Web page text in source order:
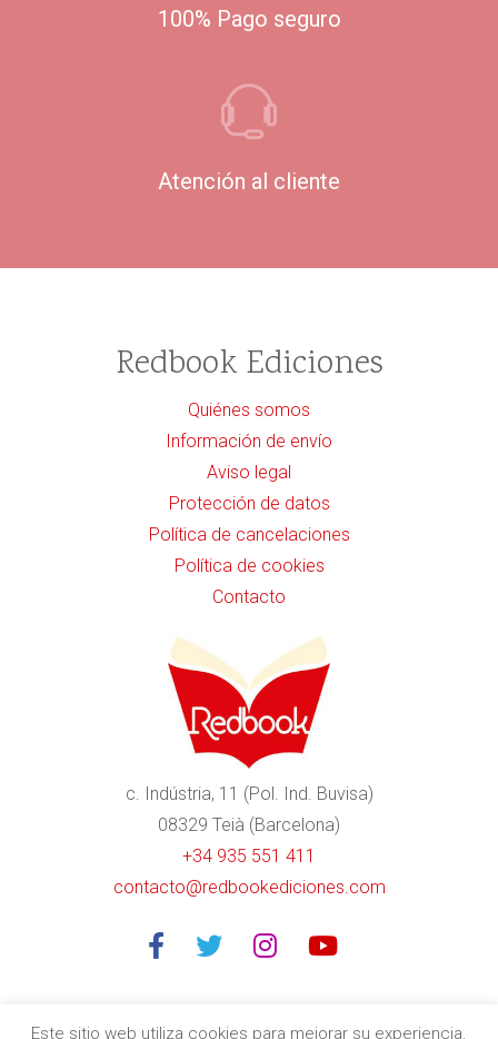
100% Pago seguro
Atención al cliente
Redbook Ediciones
Quiénes somos
Información de envío
Aviso legal
Protección de datos
Política de cancelaciones
Política de cookies
Contacto
c. Indústria, 11 (Pol. Ind. Buvisa)
08329 Teià (Barcelona)
+34 935 551 411
contacto@redbookediciones.com
Este sitio web utiliza cookies para mejorar su experiencia.